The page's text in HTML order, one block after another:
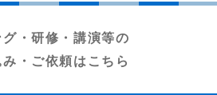
グ・研修・講演等の
・ご依頼はこちら